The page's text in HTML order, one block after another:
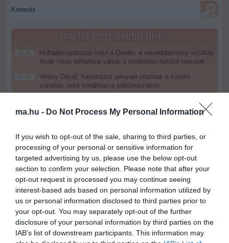
ma.hu - Do Not Process My Personal Information
If you wish to opt-out of the sale, sharing to third parties, or
processing of your personal or sensitive information for
targeted advertising by us, please use the below opt-out
section to confirm your selection. Please note that after your
opt-out request is processed you may continue seeing
interest-based ads based on personal information utilized by
us or personal information disclosed to third parties prior to
your opt-out. You may separately opt-out of the further
disclosure of your personal information by third parties on the
IAB’s list of downstream participants. This information may
ma.hu legfrissebb hírei:
12:20
Hulladékvadászat indul a Dunán: a rekordalacsony vízállás
miatt most láthatóvá váltak a mederben rejtőző roncsok
10:40
Vitézy Dávid: háromszor annyian utaznak a komlói
vonalon, mint korábban a pótlóbuszokon
egy útdíjrendszeres ügylet felülvizsgálata után
megállítsa a tüzet
20:20
Második világháborús MG-42 géppuskát emeltek ki a
Dunából - a rendőrség lefoglalta
18:19
A Miniszterelnökség felmondta a Lounge Eventtel kötött
keretszerződését
Megérkezett az eső a Duna vízgyűjtőjére
top cikkek: